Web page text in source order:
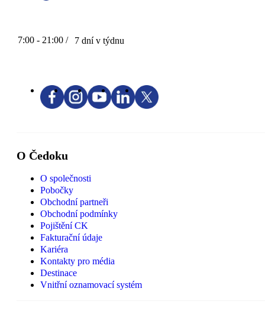
7:00 - 21:00 / 7 dní v týdnu
O Čedoku
O společnosti
Pobočky
Obchodní partneři
Obchodní podmínky
Pojištění CK
Fakturační údaje
Kariéra
Kontakty pro média
Destinace
Vnitřní oznamovací systém